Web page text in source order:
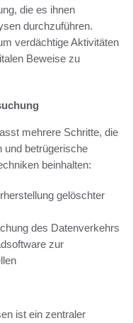
die es ihnen
durchzuführen.
verdächtige Aktivitäten
Beweise zu
mehrere Schritte, die
und betrügerische
beinhalten:
gelöschter
des Datenverkehrs
zur
ist ein zentraler